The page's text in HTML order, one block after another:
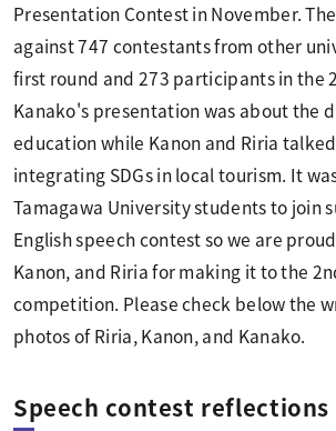
Presentation Contest in November.
against 747 contestants from other
first round and 273 participants in the
Kanako's presentation was about the
education while Kanon and Riria
integrating SDGs in local tourism. It
Tamagawa University students to join
English speech contest so we are
Kanon, and Riria for making it to the
competition. Please check below the
photos of Riria, Kanon, and Kanako.
Speech contest reflections